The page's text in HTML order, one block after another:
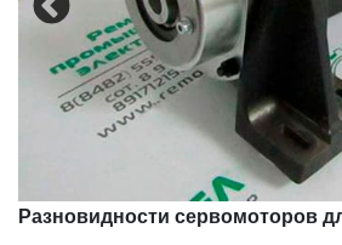
Разновидности сервомоторов